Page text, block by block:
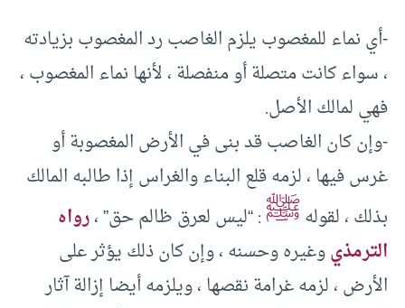
-أي نماء للمغصوب يلزم الغاصب رد المغصوب بزيادته
، سواء كانت متصلة أو منفصلة ، لأنها نماء المغصوب ،
فهي لمالك الأصل.
-وإن كان الغاصب قد بنى في الأرض المغصوبة أو
غرس فيها ، لزمه قلع البناء والغراس إذا طالبه المالك
بذلك ، لقولهﷺ: “ليس لعرق ظالم حق” ،رواه
الترمذيوغيره وحسنه ، وإن كان ذلك يؤثر على
الأرض ، لزمه غرامة نقصها ، ويلزمه أيضا إزالة آثار